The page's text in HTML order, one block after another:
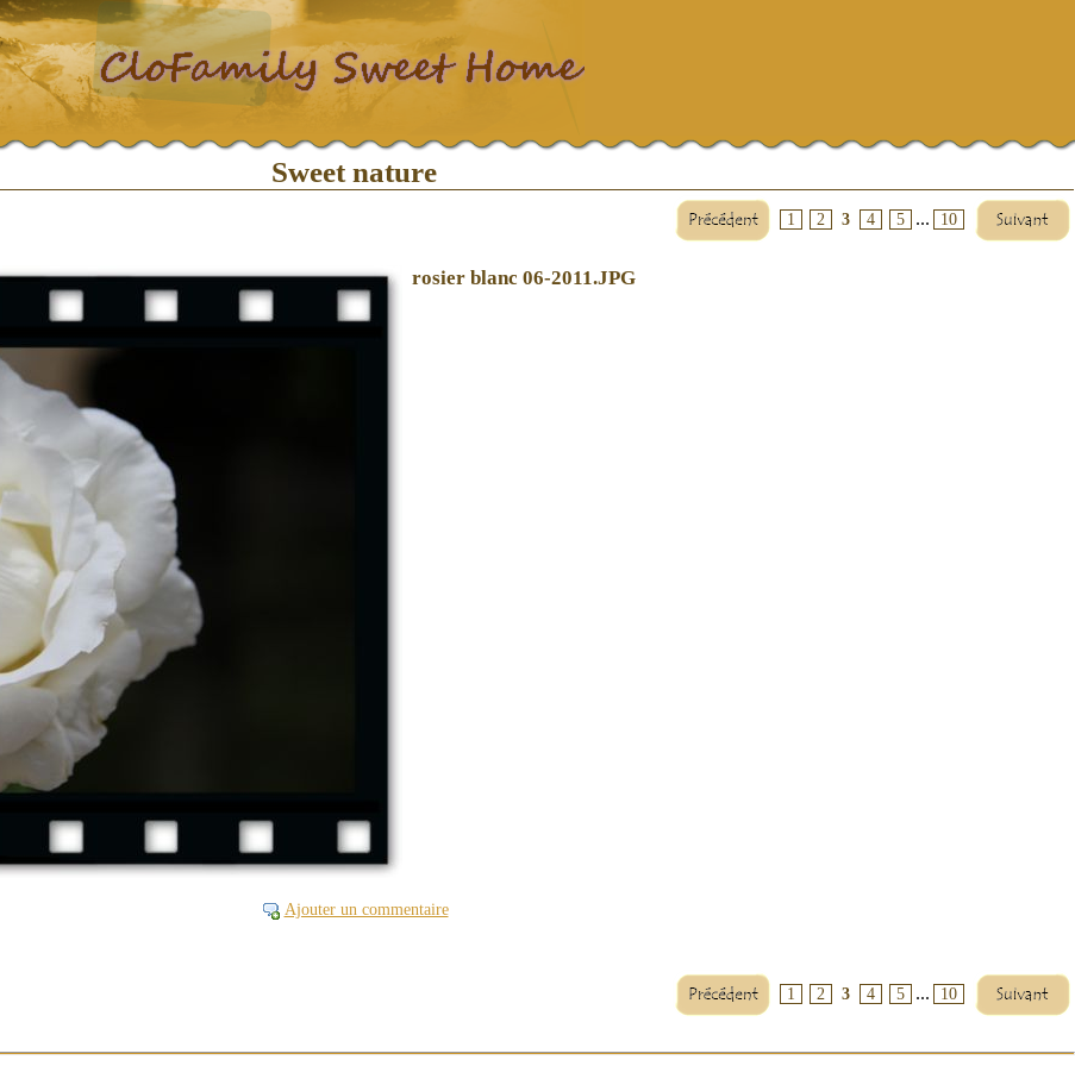
Sweet nature
1 2 3 4 5 ... 10
rosier blanc 06-2011.JPG
Ajouter un commentaire
1 2 3 4 5 ... 10